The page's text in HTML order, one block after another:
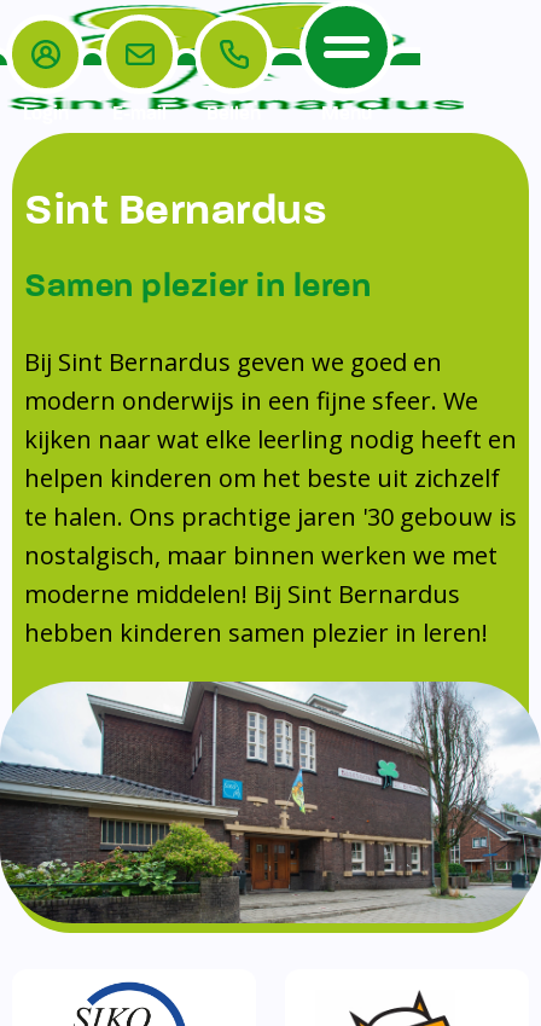
Home
De School
Veiligheidsplan
Onderwijs
Leerlingenraad
Leerlingenzorg
Doorstroomtoets
Jeugdprofessional op school
Centrum Jeugd en Gezin
Schoollogopedie
schoolondersteuningsprofiel
Schooltijden
Absentie
Vakanties
Aanmelden
Schoolgids
Gezonde school
Kinderopvang
BSO
Routebeschrijving
Privacy
Het Team
Ouders
Ouders
TussenSchoolse Opvang (TSO)
Ouderraad (OR)
Medezeggenschapsraad (MR)
Formulieren
Klachtenregeling
Contact
Login E-mail Bellen Menu
Sint Bernardus
Samen plezier in leren
Bij Sint Bernardus geven we goed en
modern onderwijs in een fijne sfeer. We
kijken naar wat elke leerling nodig heeft en
helpen kinderen om het beste uit zichzelf
te halen. Ons prachtige jaren '30 gebouw is
nostalgisch, maar binnen werken we met
moderne middelen! Bij Sint Bernardus
hebben kinderen samen plezier in leren!